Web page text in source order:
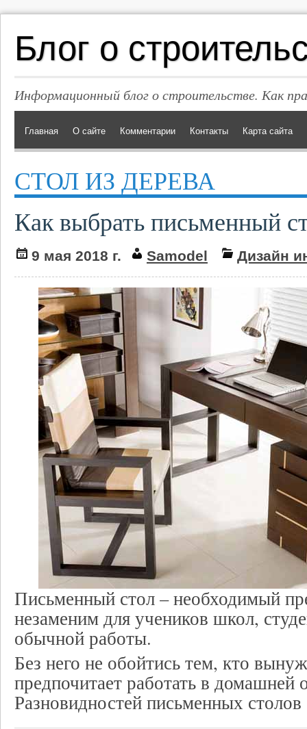
Блог о
Информационный блог о строительстве. Как
Главная О сайте Комментарии Контакты Карта сайта
СТОЛ ИЗ ДЕРЕВА
Как выбрать письменный
9 мая 2018 г. Samodel Дизайн
Письменный стол – необходимый
незаменим для учеников школ,
обычной работы.
Без него не обойтись тем, кто
предпочитает работать в домашней
Разновидностей письменных